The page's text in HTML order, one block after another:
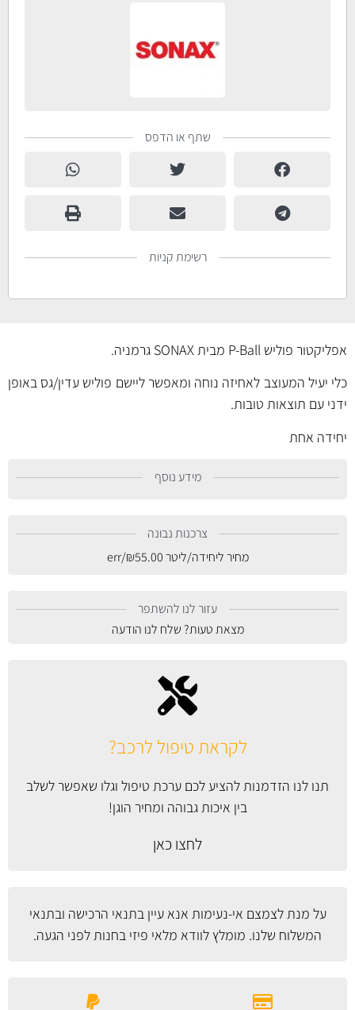
שתף או הדפס
רשימת קניות
לקראת טיפול לרכב?
תנו לנו הזדמנות להציע לכם ערכת טיפול וגלו שאפשר לשלב
בין איכות גבוהה ומחיר הוגן!
לחצו כאן
על מנת לצמצם אי-נעימות אנא עייןבתנאי הרכישה ובתנאי
המשלוח שלנו. מומלץ לוודא מלאי פיזי בחנות לפני הגעה.
אפליקטור פוליש P-Ball מבית SONAX גרמניה.
כלי יעיל המעוצב לאחיזה נוחה ומאפשר ליישם פוליש עדין/גס באופן
ידני עם תוצאות טובות.
יחידה אחת
מידע נוסף
צרכנות נבונה
מחיר ליחידה/ליטר
₪55.00
/err
עזור לנו להשתפר
מצאת טעות? שלח לנו הודעה